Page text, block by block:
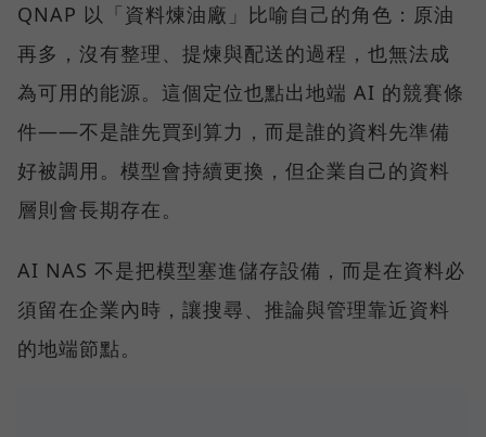
QNAP 以「資料煉油廠」比喻自己的角色：原油
再多，沒有整理、提煉與配送的過程，也無法成
為可用的能源。這個定位也點出地端 AI 的競賽條
件——不是誰先買到算力，而是誰的資料先準備
好被調用。模型會持續更換，但企業自己的資料
層則會長期存在。
AI NAS 不是把模型塞進儲存設備，而是在資料必
須留在企業內時，讓搜尋、推論與管理靠近資料
的地端節點。